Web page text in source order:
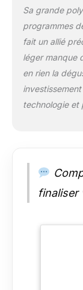
Sa grande
programmes
fait un allié
léger manque
en rien la
technologie et
finaliser